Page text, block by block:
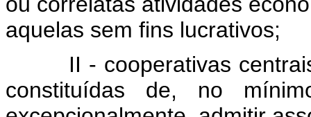
aquelas sem fins lucrativos;
II - cooperativas centrais
constituídas de, no